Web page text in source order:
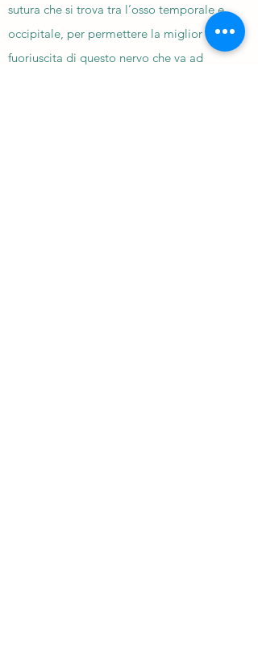
sutura che si trova tra l’osso temporale e
occipitale, per permettere la miglior
fuoriuscita di questo nervo che va ad